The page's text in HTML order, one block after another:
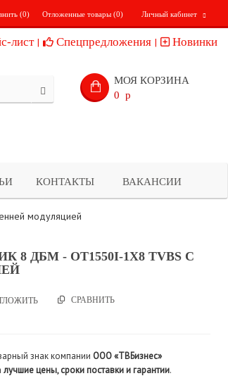
Личный кабинет
Отложенные товары (0)
(0)
лист Спецпредложения Новинки
МОЯ КОРЗИНА
0 p
КОНТАКТЫ ВАКАНСИИ
модуляцией
ДБМ - OT1550I-1X8 TVBS С
СРАВНИТЬ
знак компании ООО «ТВБизнес»
лучшие цены, сроки поставки и гарантии.